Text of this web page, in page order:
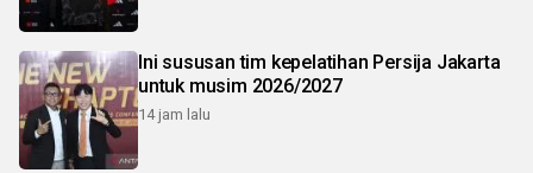
Ini sususan tim kepelatihan Persija Jakarta
untuk musim 2026/2027
14 jam lalu